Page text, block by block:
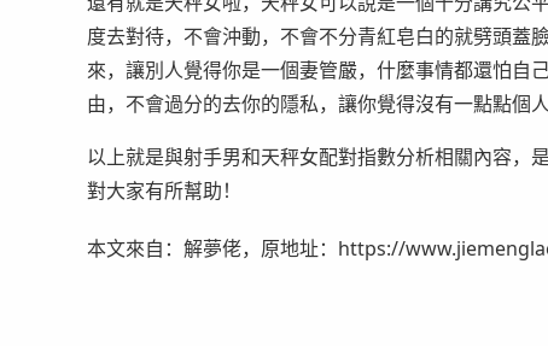
度去對待，不會沖動，不會不分青紅皂白的就劈頭蓋
來，讓別人覺得你是一個妻管嚴，什麼事情都還怕自
由，不會過分的去你的隱私，讓你覺得沒有一點點個
以上就是與射手男和天秤女配對指數分析相關內容，
對大家有所幫助！
本文來自：解夢佬，原地址：https://